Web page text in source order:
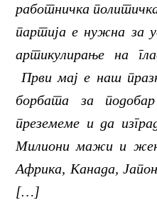
работничка
партија е нужна за
артикулирање на
Први мај е наш
борбата за
преземеме и да
Милиони мажи и
Африка, Канада,
[…]